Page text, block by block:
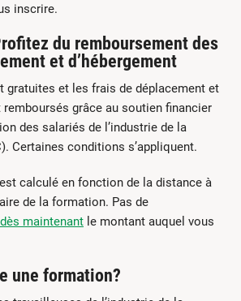
inscrire.
du remboursement des
et d’hébergement
gratuites et les frais de déplacement et
remboursés grâce au soutien financier
des salariés de l’industrie de la
Certaines conditions s’appliquent.
calculé en fonction de la distance à
de la formation. Pas de
maintenant le montant auquel vous
une formation?